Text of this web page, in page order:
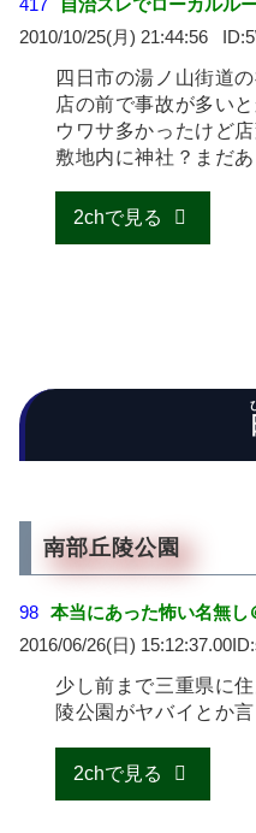
2010/10/25(月) 21:44:56
四日市の湯ノ山街道
店の前で事故が多い
ウワサ多かったけど
敷地内に神社？まだあ
2chで見る
南部丘陵公園
98 本当にあった怖い名無し
2016/06/26(日)
少し前まで三重県に
陵公園がヤバイとか
2chで見る